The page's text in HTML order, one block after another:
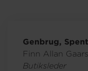
Om os
Genbrug,
Finn Allan
Butiksleder